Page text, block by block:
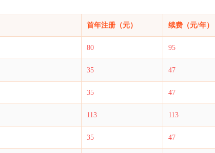
首年注册（元） 续费（元/年）
80 95
35 47
35 47
113 113
35 47